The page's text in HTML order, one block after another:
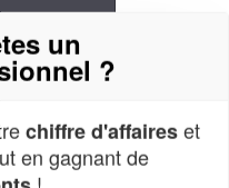
un
?
chiffre d'affaireset
en gagnant de